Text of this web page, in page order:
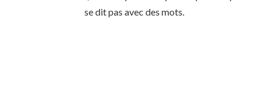
se dit pas avec des mots.